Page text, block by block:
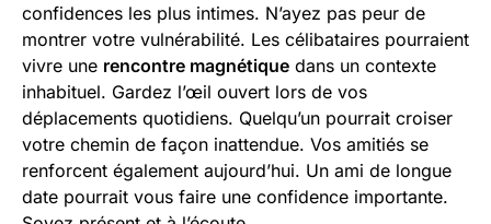
confidences les plus intimes. N’ayez pas peur de
montrer votre vulnérabilité. Les célibataires pourraient
vivre une rencontre magnétique dans un contexte
inhabituel. Gardez l’œil ouvert lors de vos
déplacements quotidiens. Quelqu’un pourrait croiser
votre chemin de façon inattendue. Vos amitiés se
renforcent également aujourd’hui. Un ami de longue
date pourrait vous faire une confidence importante.